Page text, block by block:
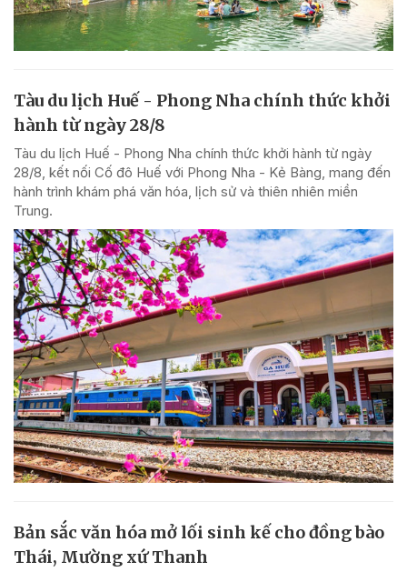
Tàu du lịch Huế - Phong Nha chính thức khởi
hành từ ngày 28/8
Tàu du lịch Huế - Phong Nha chính thức khởi hành từ ngày
28/8, kết nối Cố đô Huế với Phong Nha - Kẻ Bàng, mang đến
hành trình khám phá văn hóa, lịch sử và thiên nhiên miền
Trung.
Bản sắc văn hóa mở lối sinh kế cho đồng bào
Thái, Mường xứ Thanh